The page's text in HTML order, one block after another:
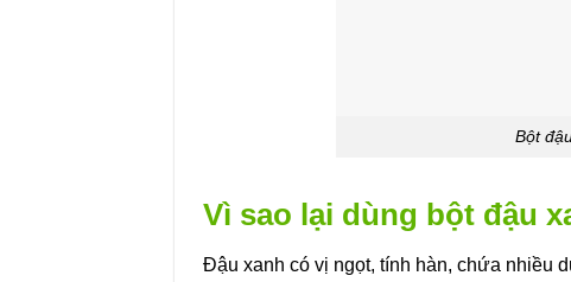
Bột
Vì sao lại dùng bột đậu
Đậu xanh có vị ngọt, tính hàn, chứa nhiều